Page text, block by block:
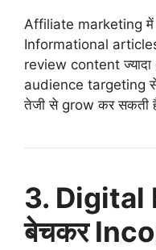
Affiliate marketing में
Informational
review content
audience targeting
तेजी से grow कर सकती
3. Digital
बेचकर